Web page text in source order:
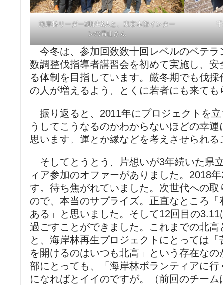
海岸林リーダー2期生3人と、東京本部インター
ンの青山さん
今冬は、参加回数数十回レベルのベテラ
数調整伐指導者講習会を初めて実施し、
る体制を目指しています。厳冬期でも伐
の人が増えるよう、とくに若者にも来て
振り返ると、2011年にプロジェクトを
うしてこうなるのかわからないほどの幸
思います。運とか縁などを考えさせられ
そしてとうとう、片想いが3年続いた県
ィア参加のオファーがありました。2018
す。待ち焦がれていました。次世代への
ので、本当のサプライズ。正直なところ
ある」と思いました。そして12回目の
過ごすことができました。これまでの北
と、海岸林再生プロジェクトにとっては
を開けるのはいつも北高」という存在な
部にとっても、「海岸林ボランティアに
になればとイイのですが。（前回のチー